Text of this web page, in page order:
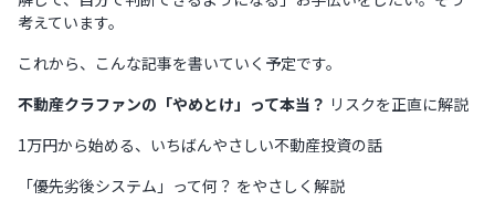
考えています。
これから、こんな記事を書いていく予定です。
不動産クラファンの「やめとけ」って本当？ リスクを正直に解説
1万円から始める、いちばんやさしい不動産投資の話
「優先劣後システム」って何？ をやさしく解説